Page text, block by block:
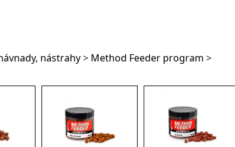
nástrahy> Method Feeder program >